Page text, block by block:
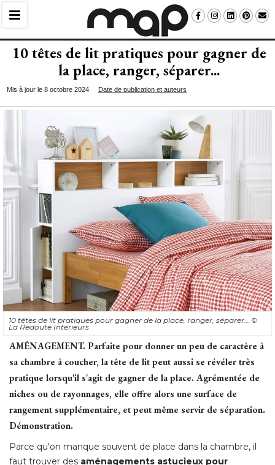
10 têtes de lit pratiques pour gagner de
la place, ranger, séparer...
Mis à jour le 8 octobre 2024 Date de publication et auteurs
10 têtes de lit pratiques pour gagner de la place, ranger, séparer… ©
La Redoute Intérieurs
AMÉNAGEMENT. Parfaite pour donner un peu de caractère à
sa chambre à coucher, la tête de lit peut aussi se révéler très
pratique lorsqu'il s'agit de gagner de la place. Agrémentée de
niches ou de rayonnages, elle offre alors une surface de
rangement supplémentaire, et peut même servir de séparation.
Démonstration.
Parce qu'on manque souvent de place dans la chambre, il
faut trouver des aménagements astucieux pour